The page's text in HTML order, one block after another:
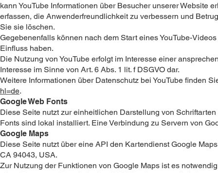
kann YouTube Informationen über Besucher unserer Website
erfassen, die Anwenderfreundlichkeit zu verbessern und
Sie sie löschen.
Gegebenenfalls können nach dem Start eines YouTube-
Einfluss haben.
Die Nutzung von YouTube erfolgt im Interesse einer
Interesse im Sinne von Art. 6 Abs. 1 lit. f DSGVO dar.
Weitere Informationen über Datenschutz bei YouTube finden
hl=de.
Google Web Fonts
Diese Seite nutzt zur einheitlichen Darstellung von
Fonts sind lokal installiert. Eine Verbindung zu Servern von
Google Maps
Diese Seite nutzt über eine API den Kartendienst Google
CA 94043, USA.
Zur Nutzung der Funktionen von Google Maps ist es